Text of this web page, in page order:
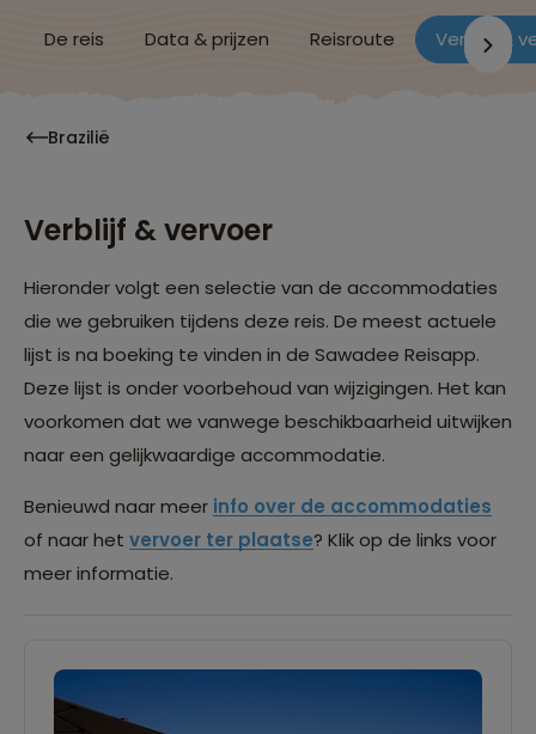
De reis Data & prijzen Reisroute Verblijf &
Brazilië
Verblijf & vervoer
Hieronder volgt een selectie van de accommodaties
die we gebruiken tijdens deze reis. De meest actuele
lijst is na boeking te vinden in de Sawadee Reisapp.
Deze lijst is onder voorbehoud van wijzigingen. Het kan
voorkomen dat we vanwege beschikbaarheid uitwijken
naar een gelijkwaardige accommodatie.
Benieuwd naar meer info over de accommodaties
of naar het vervoer ter plaatse? Klik op de links voor
meer informatie.